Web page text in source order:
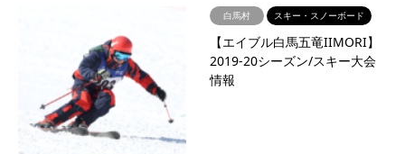
白馬村 スキー・スノーボード
【エイブル白馬五竜IIMORI】
2019-20シーズン/スキー大会
情報